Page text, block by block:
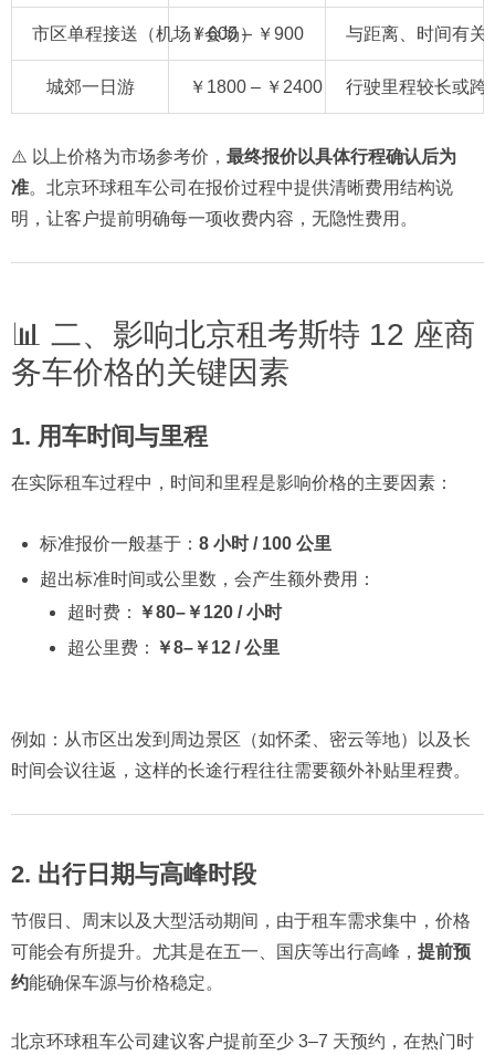
市区单程接送（机场 / 会场）
￥600 – ￥900 与距离、时间有关
城郊一日游 ￥1800 – ￥2400 行驶里程较长或跨
⚠️ 以上价格为市场参考价， 最终报价以具体行程确认后为
准。北京环球租车公司在报价过程中提供清晰费用结构说
明，让客户提前明确每一项收费内容，无隐性费用。
📊 二、影响北京租考斯特 12 座商
务车价格的关键因素
1. 用车时间与里程
在实际租车过程中，时间和里程是影响价格的主要因素：
标准报价一般基于： 8 小时 / 100 公里
超出标准时间或公里数，会产生额外费用：
超时费： ￥80–￥120 / 小时
超公里费： ￥8–￥12 / 公里
例如：从市区出发到周边景区（如怀柔、密云等地）以及长
时间会议往返，这样的长途行程往往需要额外补贴里程费。
2. 出行日期与高峰时段
节假日、周末以及大型活动期间，由于租车需求集中，价格
可能会有所提升。尤其是在五一、国庆等出行高峰， 提前预
约能确保车源与价格稳定。
北京环球租车公司建议客户提前至少 3–7 天预约，在热门时